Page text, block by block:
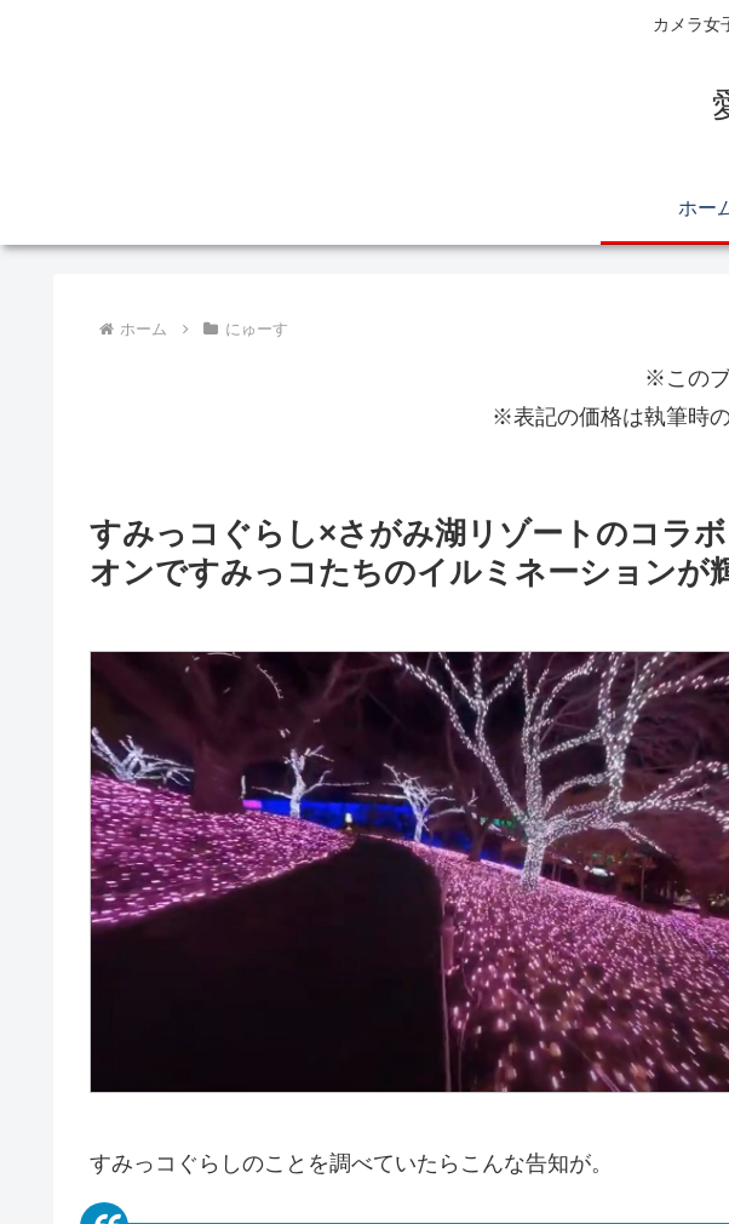
カメラ女
ホー
ホーム にゅーす
※この
※表記の価格は執筆時
すみっコぐらし×さがみ湖リゾートのコラ
オンですみっコたちのイルミネーションが
すみっコぐらしのことを調べていたらこんな告知が。